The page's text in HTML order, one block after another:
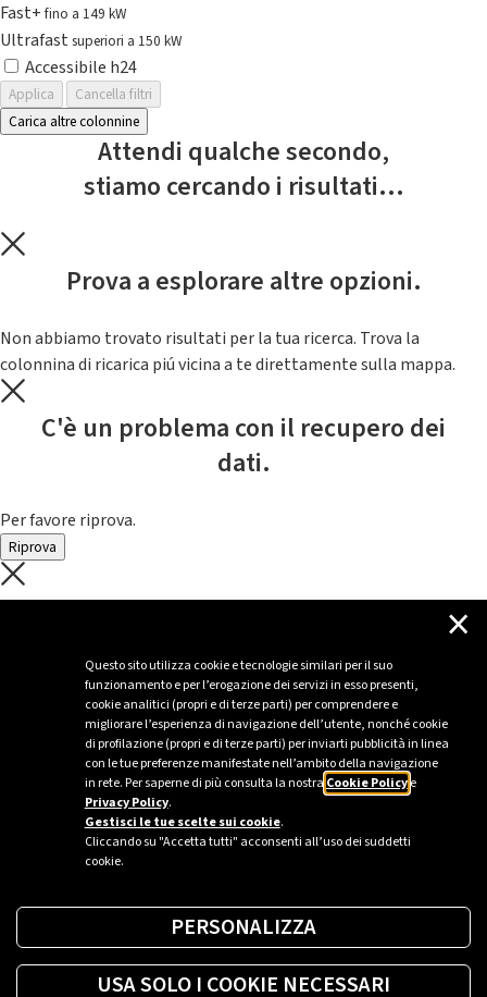
Questo sito utilizza cookie e tecnologie similari per il suo
funzionamento e per l’erogazione dei servizi in esso presenti,
cookie analitici (propri e di terze parti) per comprendere e
migliorare l’esperienza di navigazione dell’utente, nonché cookie
di profilazione (propri e di terze parti) per inviarti pubblicità in linea
con le tue preferenze manifestate nell’ambito della navigazione
in rete. Per saperne di più consulta la nostra Cookie Policye
Privacy Policy.
Gestisci le tue scelte sui cookie.
Cliccando su "Accetta tutti" acconsenti all’uso dei suddetti
cookie.
×
PERSONALIZZA
USA SOLO I COOKIE NECESSARI
Fast+fino a 149 kW
Ultrafast superiori a 150 kW
Accessibile h24
Applica
Cancella filtri
Carica altre colonnine
Attendi qualche secondo,
stiamo cercando i risultati...
Prova a esplorare altre opzioni.
Non abbiamo trovato risultati per la tua ricerca. Trova la
colonnina di ricarica piú vicina a te direttamente sulla mappa.
C'è un problema con il recupero dei
dati.
Per favore riprova.
Riprova
C'è un problema con il recupero dei
Per favore riprova piú tardi
Sei un’azienda o una PA?
Trova la soluzione più giusta per te.
Richiedi una colonnina